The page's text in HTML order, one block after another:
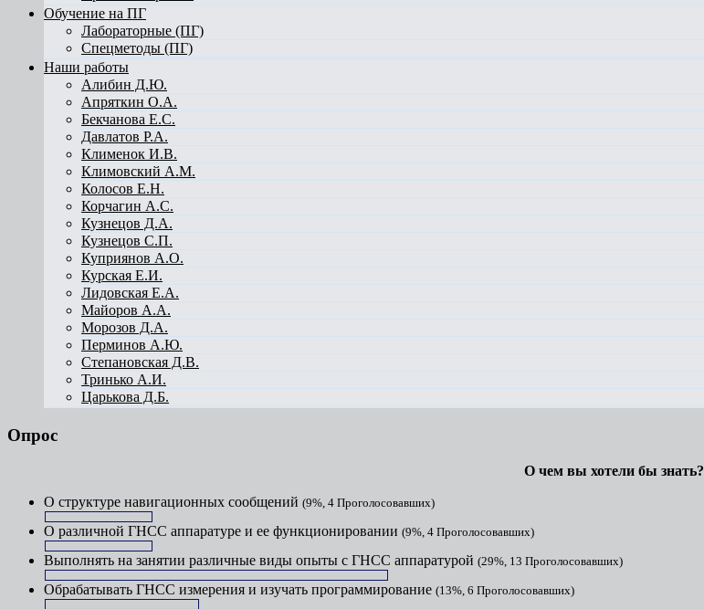
Обучение на ПГ
Лабораторные (ПГ)
Спецметоды (ПГ)
Наши работы
Алибин Д.Ю.
Апряткин О.А.
Бекчанова Е.С.
Давлатов Р.А.
Клименок И.В.
Климовский А.М.
Колосов Е.Н.
Корчагин А.С.
Кузнецов Д.А.
Кузнецов С.П.
Куприянов А.О.
Курская Е.И.
Лидовская Е.А.
Майоров А.А.
Морозов Д.А.
Перминов А.Ю.
Степановская Д.В.
Тринько А.И.
Царькова Д.Б.
Опрос
О чем вы хотели бы знать?
О структуре навигационных сообщений (9%, 4 Проголосовавших)
О различной ГНСС аппаратуре и ее функционировании (9%, 4 Проголосовавших)
Выполнять на занятии различные виды опыты с ГНСС аппаратурой (29%, 13 Проголосовавших)
Обрабатывать ГНСС измерения и изучать программирование (13%, 6 Проголосовавших)